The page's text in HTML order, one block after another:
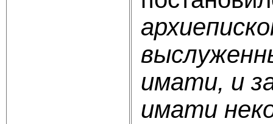
имати, и
имати